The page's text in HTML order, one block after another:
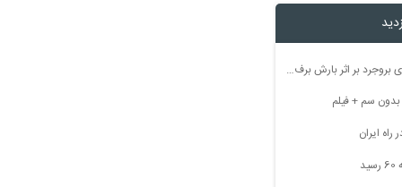
راه ارتباطی ۵۰ روستای بروجرد بر اثر بارش برف مسدود شد
ایران